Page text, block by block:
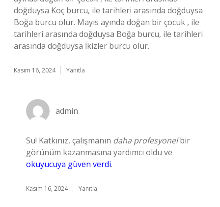
doğduysa Koç burcu, ile tarihleri arasında doğduysa
Boğa burcu olur. Mayıs ayında doğan bir çocuk , ile
tarihleri arasında doğduysa Boğa burcu, ile tarihleri
arasında doğduysa İkizler burcu olur.
Kasım 16, 2024 Yanıtla
admin
Su! Katkınız, çalışmanın daha profesyonelbir
görünüm kazanmasına yardımcı oldu ve
okuyucuya güven verdi.
Kasım 16, 2024 Yanıtla